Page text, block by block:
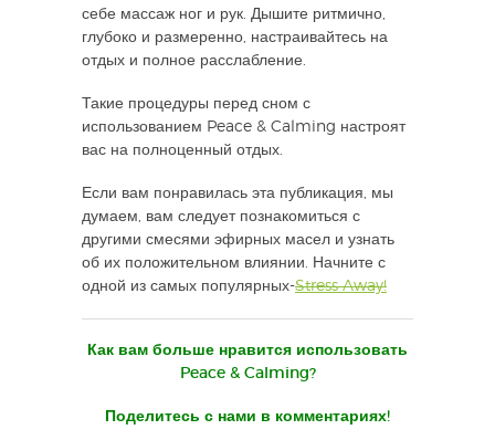
себе массаж ног и рук. Дышите ритмично,
глубоко и размеренно, настраивайтесь на
отдых и полное расслабление.
Такие процедуры перед сном с
использованием Peace & Calming настроят
вас на полноценный отдых.
Если вам понравилась эта публикация, мы
думаем, вам следует познакомиться с
другими смесями эфирных масел и узнать
об их положительном влиянии. Начните с
одной из самых популярных-Stress Away!
Как вам больше нравится использовать
Peace & Calming?
Поделитесь с нами в комментариях!